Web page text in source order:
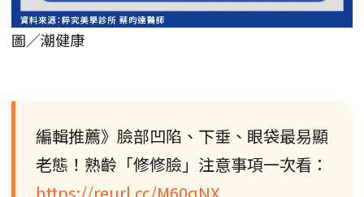
圖／潮健康
編輯推薦》臉部凹陷、下垂、眼袋最易顯
老態！熟齡「修修臉」注意事項一次看：